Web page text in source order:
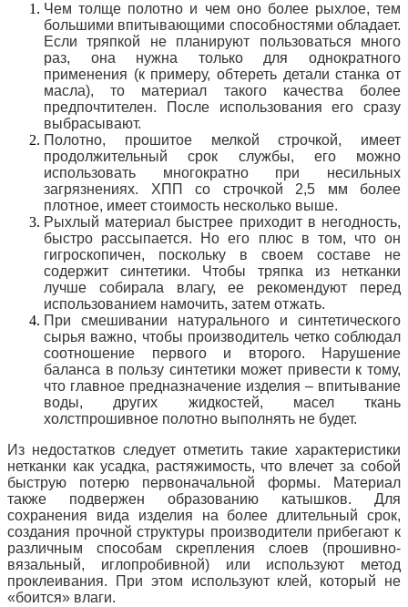
Чем толще полотно и чем оно более рыхлое, тем
большими впитывающими способностями обладает.
Если тряпкой не планируют пользоваться много
раз, она нужна только для однократного
применения (к примеру, обтереть детали станка от
масла), то материал такого качества более
предпочтителен. После использования его сразу
выбрасывают.
Полотно, прошитое мелкой строчкой, имеет
продолжительный срок службы, его можно
использовать многократно при несильных
загрязнениях. ХПП со строчкой 2,5 мм более
плотное, имеет стоимость несколько выше.
Рыхлый материал быстрее приходит в негодность,
быстро рассыпается. Но его плюс в том, что он
гигроскопичен, поскольку в своем составе не
содержит синтетики. Чтобы тряпка из нетканки
лучше собирала влагу, ее рекомендуют перед
использованием намочить, затем отжать.
При смешивании натурального и синтетического
сырья важно, чтобы производитель четко соблюдал
соотношение первого и второго. Нарушение
баланса в пользу синтетики может привести к тому,
что главное предназначение изделия – впитывание
воды, других жидкостей, масел ткань
холстпрошивное полотно выполнять не будет.
Из недостатков следует отметить такие характеристики
нетканки как усадка, растяжимость, что влечет за собой
быструю потерю первоначальной формы. Материал
также подвержен образованию катышков. Для
сохранения вида изделия на более длительный срок,
создания прочной структуры производители прибегают к
различным способам скрепления слоев (прошивно-
вязальный, иглопробивной) или используют метод
проклеивания. При этом используют клей, который не
«боится» влаги.